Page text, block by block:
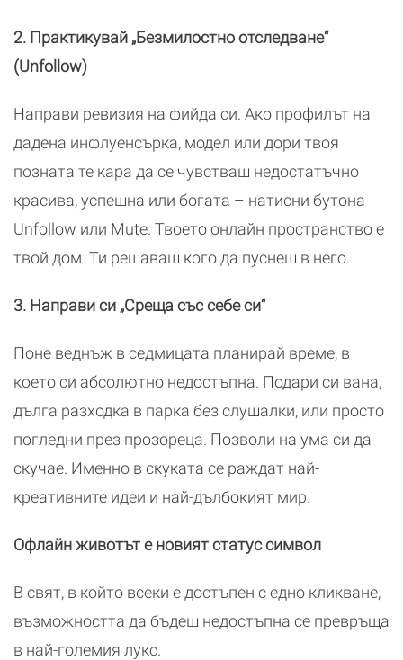
2. Практикувай „Безмилостно отследване“
(Unfollow)
Направи ревизия на фийда си. Ако профилът на
дадена инфлуенсърка, модел или дори твоя
позната те кара да се чувстваш недостатъчно
красива, успешна или богата – натисни бутона
Unfollow или Mute. Твоето онлайн пространство е
твой дом. Ти решаваш кого да пуснеш в него.
3. Направи си „Среща със себе си“
Поне веднъж в седмицата планирай време, в
което си абсолютно недостъпна. Подари си вана,
дълга разходка в парка без слушалки, или просто
погледни през прозореца. Позволи на ума си да
скучае. Именно в скуката се раждат най-
креативните идеи и най-дълбокият мир.
Офлайн животът е новият статус символ
В свят, в който всеки е достъпен с едно кликване,
възможността да бъдеш недостъпна се превръща
в най-големия лукс.